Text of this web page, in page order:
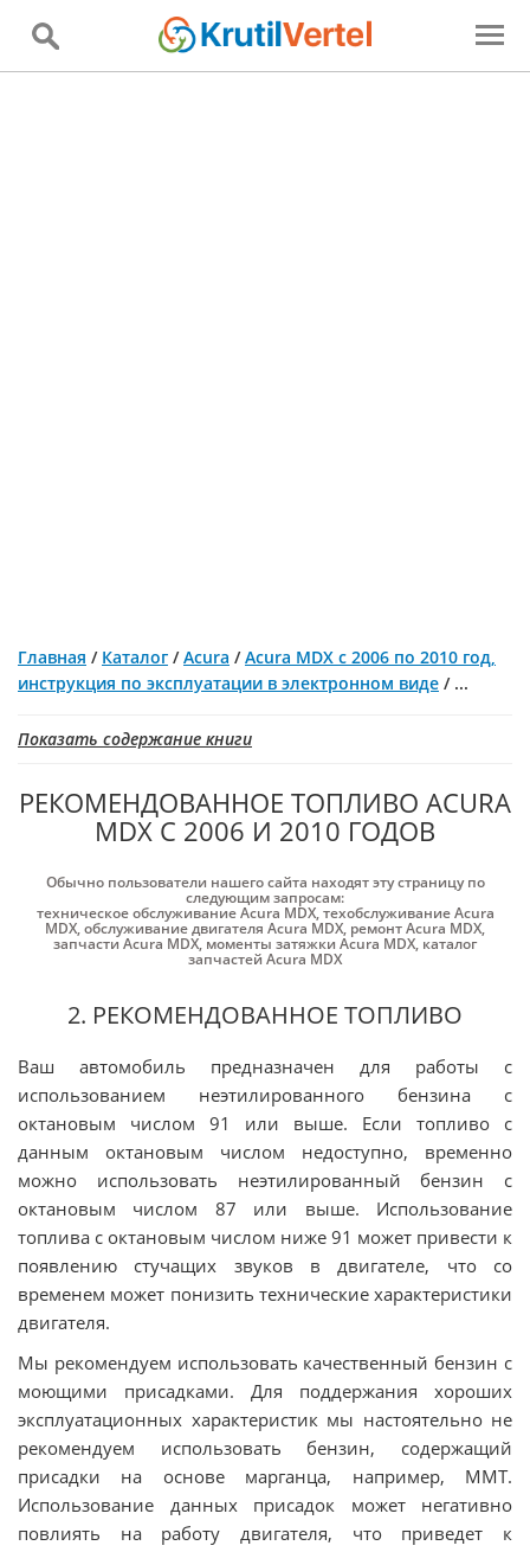
Главная / Каталог /Acura /Acura MDX с 2006 по 2010 год,
инструкция по эксплуатации в электронном виде / ...
Показать содержание книги
РЕКОМЕНДОВАННОЕ ТОПЛИВО ACURA
MDX С 2006 И 2010 ГОДОВ
Обычно пользователи нашего сайта находят эту страницу по
следующим запросам:
техническое обслуживание Acura MDX,техобслуживание Acura
MDX,обслуживание двигателя Acura MDX, ремонт Acura MDX,
запчасти Acura MDX, моменты затяжки Acura MDX, каталог
запчастей Acura MDX
2. РЕКОМЕНДОВАННОЕ ТОПЛИВО
Ваш автомобиль предназначен для работы с
использованием неэтилированного бензина с
октановым числом 91 или выше. Если топливо с
данным октановым числом недоступно, временно
можно использовать неэтилированный бензин с
октановым числом 87 или выше. Использование
топлива с октановым числом ниже 91 может привести к
появлению стучащих звуков в двигателе, что со
временем может понизить технические характеристики
двигателя.
Мы рекомендуем использовать качественный бензин с
моющими присадками. Для поддержания хороших
эксплуатационных характеристик мы настоятельно не
рекомендуем использовать бензин, содержащий
присадки на основе марганца, например, MMT.
Использование данных присадок может негативно
повлиять на работу двигателя, что приведет к